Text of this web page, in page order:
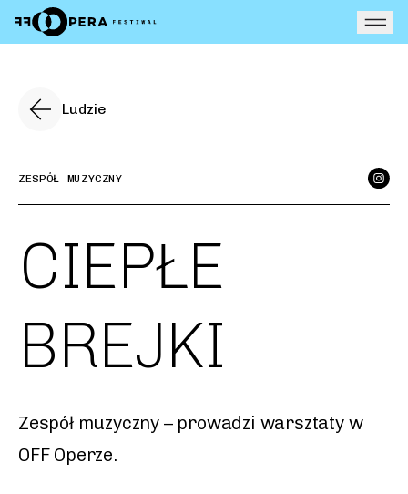
Ludzie
ZESPÓŁ MUZYCZNY
CIEPŁE
BREJKI
Zespół muzyczny – prowadzi warsztaty w
OFF Operze.